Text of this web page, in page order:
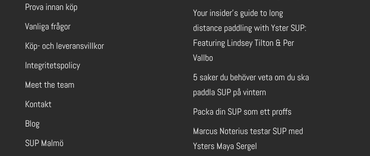
Prova innan köp
Vanliga frågor
Köp- och leveransvillkor
Integritetspolicy
Meet the team
Kontakt
Blog
SUP Malmö
Your insider’s guide to long
distance paddling with Yster SUP:
Featuring Lindsey Tilton & Per
Vallbo
5 saker du behöver veta om du ska
paddla SUP på vintern
Packa din SUP som ett proffs
Marcus Noterius testar SUP med
Ysters Maya Sergel